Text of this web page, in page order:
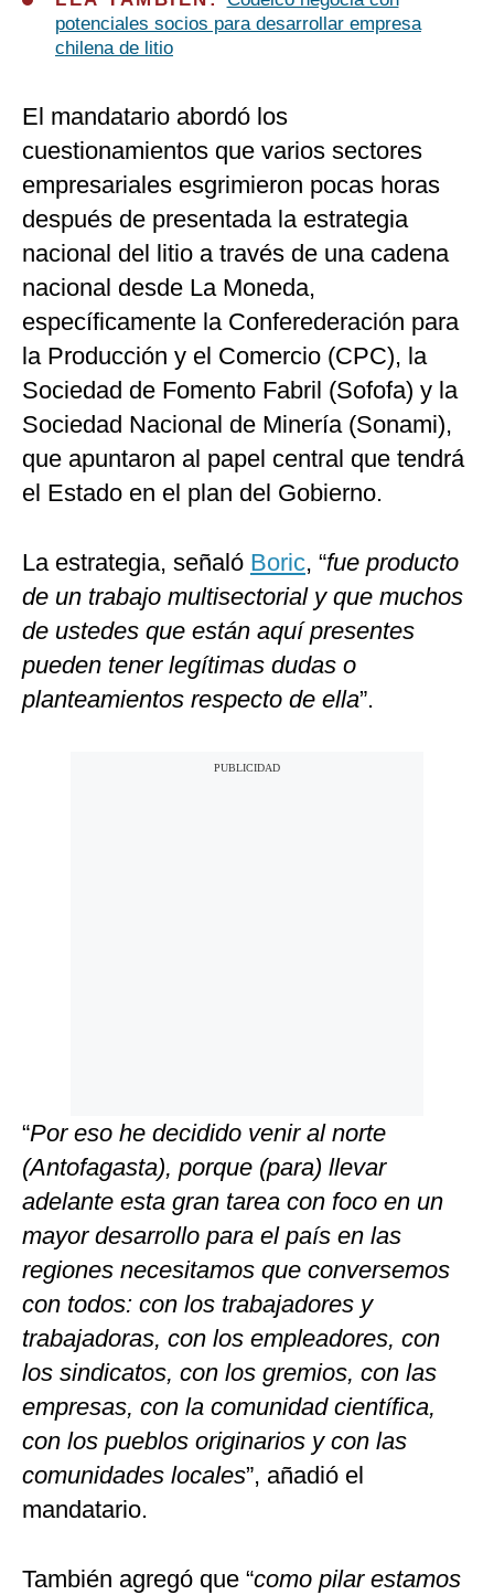
potenciales socios para desarrollar empresa
chilena de litio
El mandatario abordó los
cuestionamientos que varios sectores
empresariales esgrimieron pocas horas
después de presentada la estrategia
nacional del litio a través de una cadena
nacional desde La Moneda,
específicamente la Conferederación para
la Producción y el Comercio (CPC), la
Sociedad de Fomento Fabril (Sofofa) y la
Sociedad Nacional de Minería (Sonami),
que apuntaron al papel central que tendrá
el Estado en el plan del Gobierno.
La estrategia, señaló Boric, “fue producto
de un trabajo multisectorial y que muchos
de ustedes que están aquí presentes
pueden tener legítimas dudas o
planteamientos respecto de ella”.
“Por eso he decidido venir al norte
(Antofagasta), porque (para) llevar
adelante esta gran tarea con foco en un
mayor desarrollo para el país en las
regiones necesitamos que conversemos
con todos: con los trabajadores y
trabajadoras, con los empleadores, con
los sindicatos, con los gremios, con las
empresas, con la comunidad científica,
con los pueblos originarios y con las
comunidades locales”, añadió el
mandatario.
También agregó que “como pilar estamos